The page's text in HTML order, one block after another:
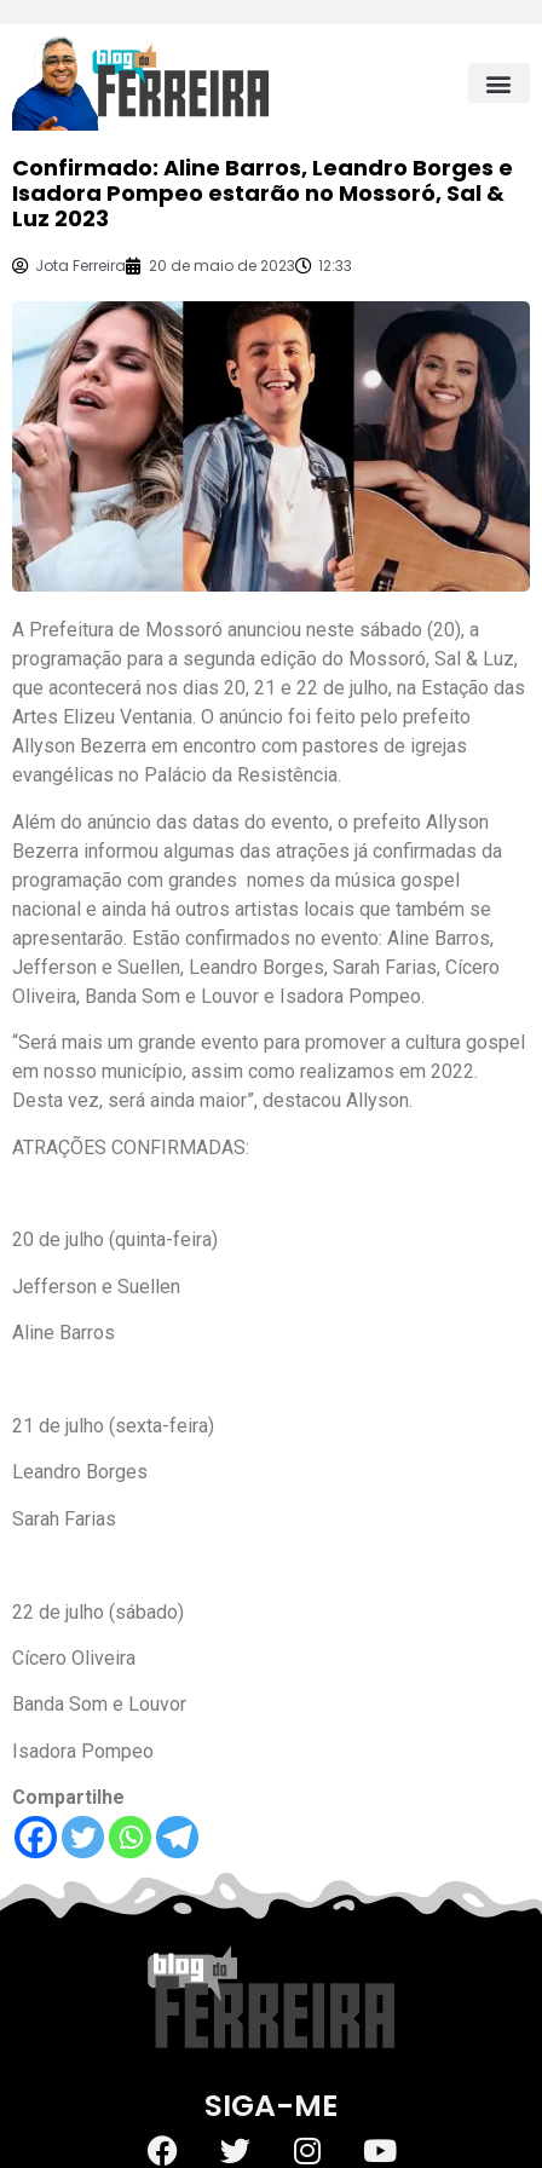
Confirmado: Aline Barros, Leandro Borges e
Isadora Pompeo estarão no Mossoró, Sal &
Luz 2023
Jota Ferreira 20 de maio de 2023 12:33
A Prefeitura de Mossoró anunciou neste sábado (20), a
programação para a segunda edição do Mossoró, Sal & Luz,
que acontecerá nos dias 20, 21 e 22 de julho, na Estação das
Artes Elizeu Ventania. O anúncio foi feito pelo prefeito
Allyson Bezerra em encontro com pastores de igrejas
evangélicas no Palácio da Resistência.
Além do anúncio das datas do evento, o prefeito Allyson
Bezerra informou algumas das atrações já confirmadas da
programação com grandes nomes da música gospel
nacional e ainda há outros artistas locais que também se
apresentarão. Estão confirmados no evento: Aline Barros,
Jefferson e Suellen, Leandro Borges, Sarah Farias, Cícero
Oliveira, Banda Som e Louvor e Isadora Pompeo.
“Será mais um grande evento para promover a cultura gospel
em nosso município, assim como realizamos em 2022.
Desta vez, será ainda maior”, destacou Allyson.
ATRAÇÕES CONFIRMADAS:
20 de julho (quinta-feira)
Jefferson e Suellen
Aline Barros
21 de julho (sexta-feira)
Leandro Borges
Sarah Farias
22 de julho (sábado)
Cícero Oliveira
Banda Som e Louvor
Isadora Pompeo
Compartilhe
SIGA-ME